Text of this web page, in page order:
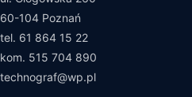
60-104 Poznań
tel. 61 864 15 22
kom. 515 704 890
technograf@wp.pl